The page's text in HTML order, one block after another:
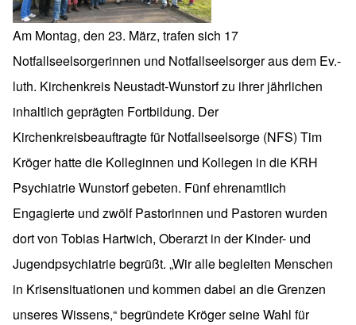
Am Montag, den 23. März, trafen sich 17
Notfallseelsorgerinnen und Notfallseelsorger aus dem Ev.-
luth. Kirchenkreis Neustadt-Wunstorf zu ihrer jährlichen
inhaltlich geprägten Fortbildung. Der
Kirchenkreisbeauftragte für Notfallseelsorge (NFS) Tim
Kröger hatte die Kolleginnen und Kollegen in die KRH
Psychiatrie Wunstorf gebeten. Fünf ehrenamtlich
Engagierte und zwölf Pastorinnen und Pastoren wurden
dort von Tobias Hartwich, Oberarzt in der Kinder- und
Jugendpsychiatrie begrüßt. „Wir alle begleiten Menschen
in Krisensituationen und kommen dabei an die Grenzen
unseres Wissens,“ begründete Kröger seine Wahl für